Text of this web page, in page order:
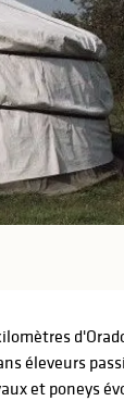
éleveurs
et poneys